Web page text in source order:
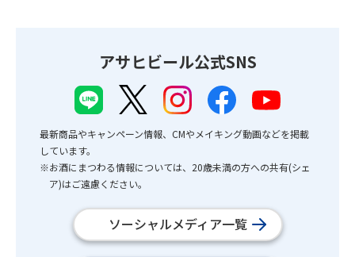
アサヒビール公式SNS
最新商品やキャンペーン情報、CMやメイキング動画などを掲載
しています。
※お酒にまつわる情報については、20歳未満の方への共有(シェ
ア)はご遠慮ください。
ソーシャルメディア一覧